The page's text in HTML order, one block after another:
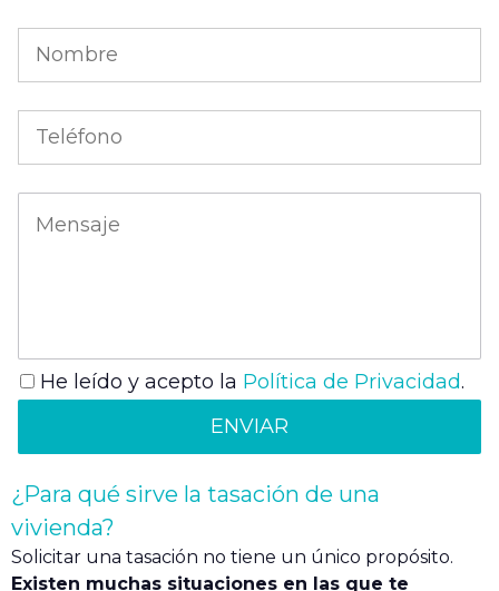
He leído y acepto la Política de Privacidad.
¿Para qué sirve la tasación de una
vivienda?
Solicitar una tasación no tiene un único propósito.
Existen muchas situaciones en las que te